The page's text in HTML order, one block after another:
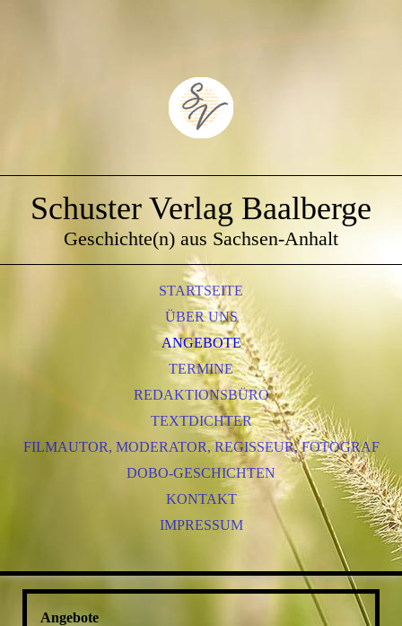
Schuster Verlag Baalberge
Geschichte(n) aus Sachsen-Anhalt
STARTSEITE
ÜBER UNS
ANGEBOTE
TERMINE
REDAKTIONSBÜRO
TEXTDICHTER
FILMAUTOR, MODERATOR, REGISSEUR, FOTOGRAF
DOBO-GESCHICHTEN
KONTAKT
IMPRESSUM
Angebote